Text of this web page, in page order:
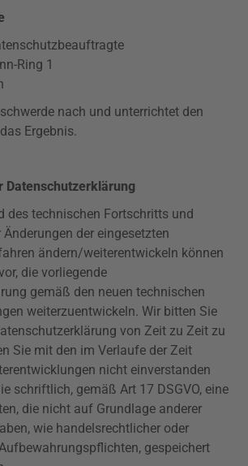
Ring 1
nach und unterrichtet den
Ergebnis.
Datenschutzerklärung
des technischen Fortschritts und
der eingesetzten
ändern/weiterentwickeln können
die vorliegende
gemäß den neuen technischen
weiterzuentwickeln. Wir bitten Sie
von Zeit zu Zeit zu
Sie mit den im Verlaufe der Zeit
nicht einverstanden
schriftlich, gemäß Art 17 DSGVO, eine
die nicht auf Grundlage anderer
wie handelsrechtlicher oder
gespeichert